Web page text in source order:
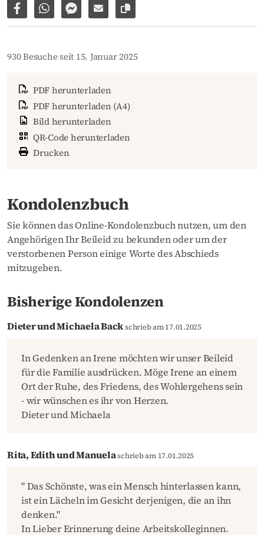
Auf Facebook teilen
Per WhatsApp weiterleiten
Per Facebook Messenger weiterleiten
Per E-Mail versenden
Link zur Seite kopieren
930 Besuche seit 15. Januar 2025
PDF herunterladen
PDF herunterladen (A4)
Bild herunterladen
QR-Code herunterladen
Drucken
Kondolenzbuch
Sie können das Online-Kondolenzbuch nutzen, um den
Angehörigen Ihr Beileid zu bekunden oder um der
verstorbenen Person einige Worte des Abschieds
mitzugeben.
Bisherige Kondolenzen
Dieter und Michaela Backschrieb am 17.01.2025
In Gedenken an Irene möchten wir unser Beileid
für die Familie ausdrücken. Möge Irene an einem
Ort der Ruhe, des Friedens, des Wohlergehens sein
- wir wünschen es ihr von Herzen.
Dieter und Michaela
Rita, Edith und Manuelaschrieb am 17.01.2025
" Das Schönste, was ein Mensch hinterlassen kann,
ist ein Lächeln im Gesicht derjenigen, die an ihn
denken."
In Lieber Erinnerung deine Arbeitskolleginnen.